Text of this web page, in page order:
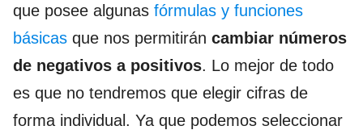
que posee algunas fórmulas y funciones
básicas que nos permitirán cambiar números
de negativos a positivos. Lo mejor de todo
es que no tendremos que elegir cifras de
forma individual. Ya que podemos seleccionar